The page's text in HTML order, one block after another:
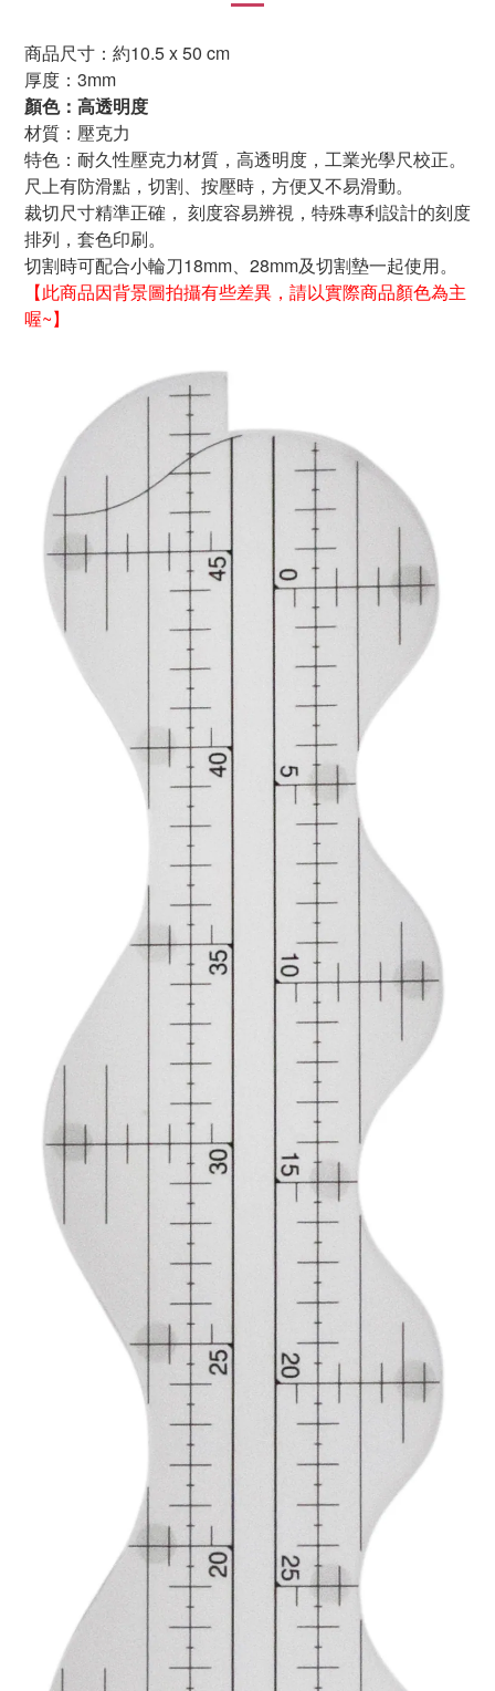
商品尺寸 ：約10.5x 50 cm
厚度 ：3mm
顏色：高透明度
材質：壓克力
特色： 耐久性壓克力材質，高透明度，工業光學尺校正。
尺上有防滑點，切割、按壓時，方便又不易滑動。
裁切尺寸精準正確， 刻度容易辨視，特殊專利設計的刻度
排列，套色印刷。
切割時可配合小輪刀18mm、28mm及切割墊一起使用。
【此商品因背景圖拍攝有些差異，請以實際商品顏色為主
喔~】